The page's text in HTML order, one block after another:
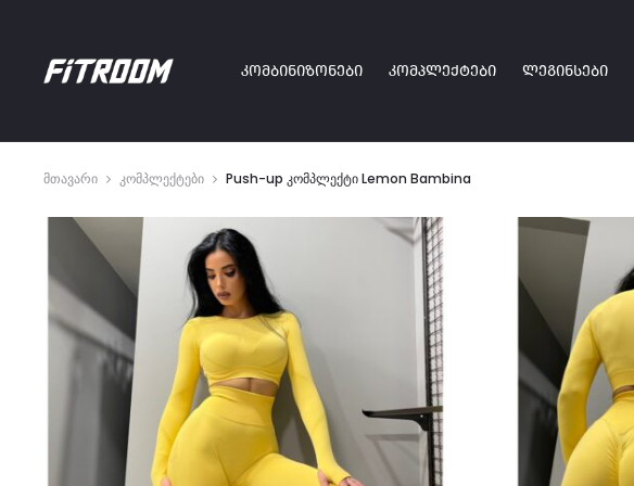
ᲙᲝᲛᲑᲘᲜᲘᲖᲝᲜᲔᲑᲘ ᲙᲝᲛᲞᲚᲔᲥᲢᲔᲑᲘ ᲚᲔᲒᲘᲜᲡᲔᲑᲘ
მთავარი კომპლექტები Push-up კომპლექტი Lemon Bambina